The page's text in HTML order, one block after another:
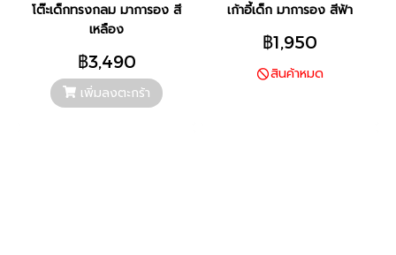
โต๊ะเด็กทรงกลม มาการอง สี
เหลือง
฿3,490
เพิ่มลงตะกร้า
เก้าอี้เด็ก มาการอง สีฟ้า
฿1,950
สินค้าหมด